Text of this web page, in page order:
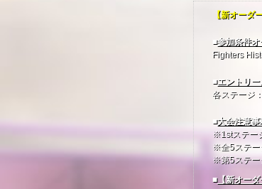
【新オーダ
■参加条件オ
Fighters
■エントリー
各ステージ
■大会注意事
※1stステー
※全5ステー
※第5ステー
■【新オー